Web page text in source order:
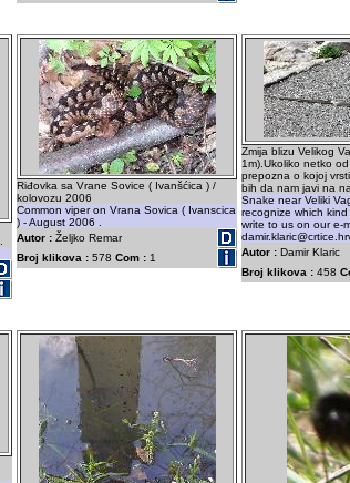
Riđovka sa Vrane Sovice ( Ivanšćica ) /
kolovozu 2006
Common viper on Vrana Sovica ( Ivanscica
) - August 2006 .
Autor : Željko Remar
Broj klikova : 578 Com : 1
Zmija blizu Velikog
1m).Ukoliko netko
prepozna o kojoj
bih da nam javi na
Snake near Veliki
recognize which
write to us on our e-
Autor : Damir Klaric
Broj klikova : 458